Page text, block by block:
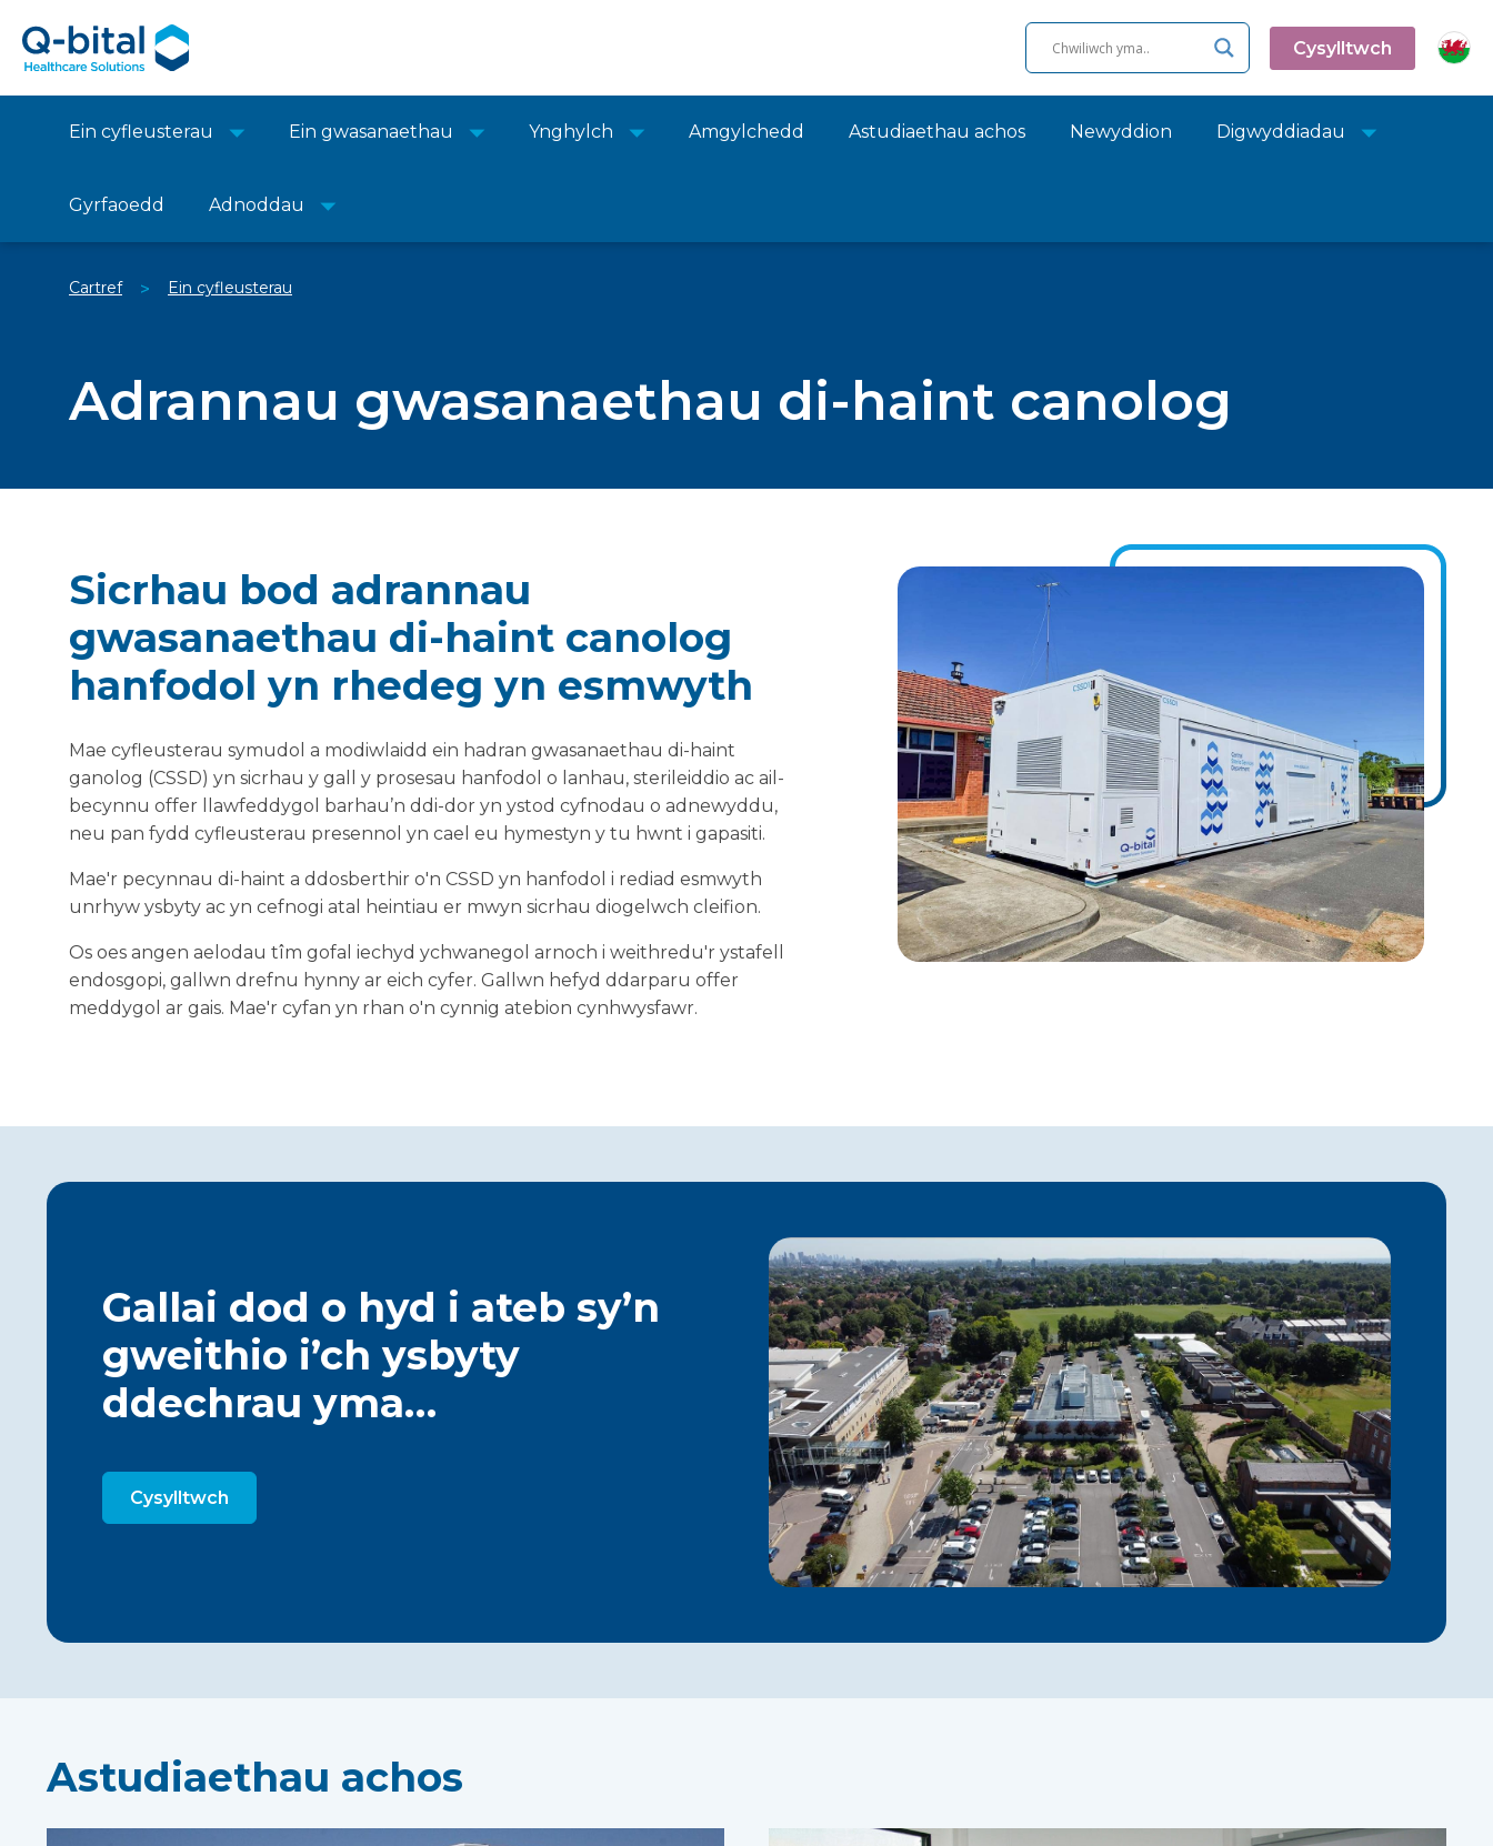
Cysylltwch
Ein cyfleusterau Ein gwasanaethau Ynghylch Amgylchedd Astudiaethau achos Newyddion Digwyddiadau
Gyrfaoedd Adnoddau
Cartref > Ein cyfleusterau
Adrannau gwasanaethau di-haint canolog
Sicrhau bod adrannau
gwasanaethau di-haint canolog
hanfodol yn rhedeg yn esmwyth
Mae cyfleusterau symudol a modiwlaidd ein hadran gwasanaethau di-haint
ganolog (CSSD) yn sicrhau y gall y prosesau hanfodol o lanhau, sterileiddio ac ail-
becynnu offer llawfeddygol barhau’n ddi-dor yn ystod cyfnodau o adnewyddu,
neu pan fydd cyfleusterau presennol yn cael eu hymestyn y tu hwnt i gapasiti.
Mae'r pecynnau di-haint a ddosberthir o'n CSSD yn hanfodol i rediad esmwyth
unrhyw ysbyty ac yn cefnogi atal heintiau er mwyn sicrhau diogelwch cleifion.
Os oes angen aelodau tîm gofal iechyd ychwanegol arnoch i weithredu'r ystafell
endosgopi, gallwn drefnu hynny ar eich cyfer. Gallwn hefyd ddarparu offer
meddygol ar gais. Mae'r cyfan yn rhan o'n cynnig atebion cynhwysfawr.
Gallai dod o hyd i ateb sy’n
gweithio i’ch ysbyty
ddechrau yma…
Cysylltwch
Astudiaethau achos